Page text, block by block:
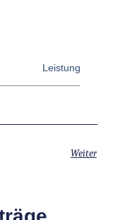
Leistung
Weiter